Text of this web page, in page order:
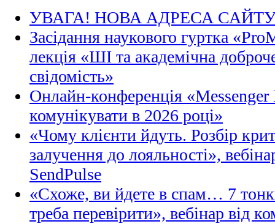
УВАГА! НОВА АДРЕСА
Засідання наукового гуртка
лекція «ШІ та академічна
свідомість»
Онлайн-конференція
комунікувати в 2026 році»
«Чому клієнти йдуть. Розбір
залучення до лояльності»,
SendPulse
«Схоже, ви йдете в спам… 7
треба перевірити», вебінар від